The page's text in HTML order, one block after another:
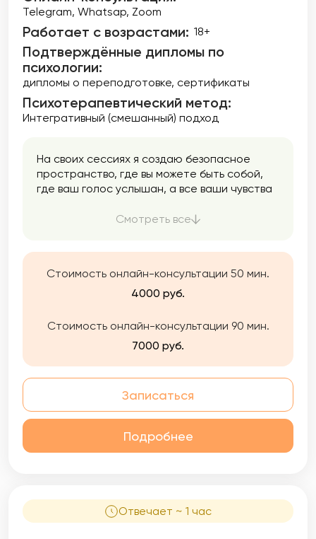
Telegram, Whatsap, Zoom
Работает с возрастами: 18+
Подтверждённые дипломы по
психологии:
дипломы о переподготовке сертификаты
Психотерапевтический метод:
Интегративный (смешанный) подход
На своих сессиях я создаю безопасное
пространство, где вы можете быть собой,
где ваш голос услышан, а все ваши чувства
Смотреть все
Стоимость онлайн-консультации 50 мин.
4000 руб.
Стоимость онлайн-консультации 90 мин.
7000 руб.
Записаться
Подробнее
Отвечает ~ 1 час